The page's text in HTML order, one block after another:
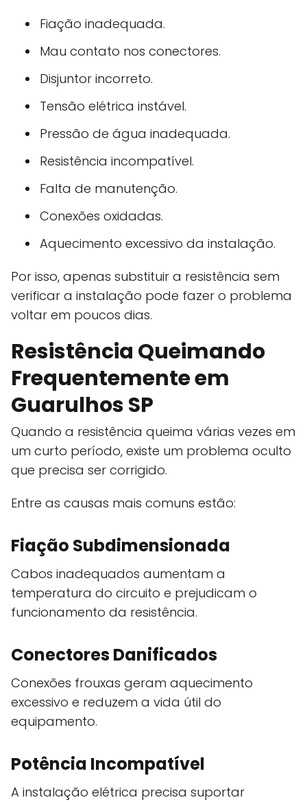
Fiação inadequada.
Mau contato nos conectores.
Disjuntor incorreto.
Tensão elétrica instável.
Pressão de água inadequada.
Resistência incompatível.
Falta de manutenção.
Conexões oxidadas.
Aquecimento excessivo da instalação.
Por isso, apenas substituir a resistência sem
verificar a instalação pode fazer o problema
voltar em poucos dias.
Resistência Queimando
Frequentemente em
Guarulhos SP
Quando a resistência queima várias vezes em
um curto período, existe um problema oculto
que precisa ser corrigido.
Entre as causas mais comuns estão:
Fiação Subdimensionada
Cabos inadequados aumentam a
temperatura do circuito e prejudicam o
funcionamento da resistência.
Conectores Danificados
Conexões frouxas geram aquecimento
excessivo e reduzem a vida útil do
equipamento.
Potência Incompatível
A instalação elétrica precisa suportar